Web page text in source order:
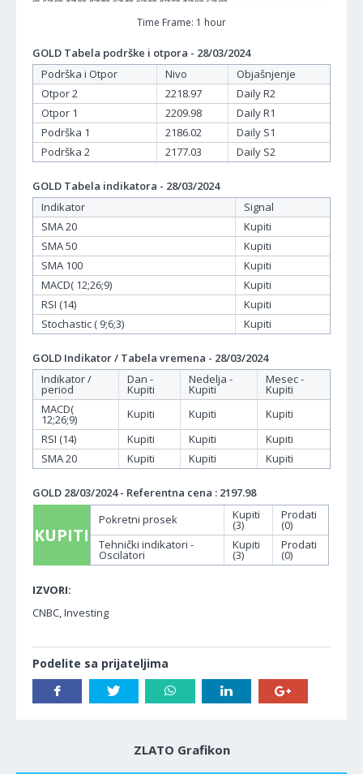
Time Frame: 1 hour
GOLD Tabela podrške i otpora - 28/03/2024
Podrška i Otpor
Nivo
Objašnjenje
Otpor 2
2218.97
Daily R2
Otpor 1
2209.98
Daily R1
Podrška 1
2186.02
Daily S1
Podrška 2
2177.03 Daily S2
GOLD Tabela indikatora - 28/03/2024
Indikator
Signal
SMA 20
Kupiti
SMA 50
Kupiti
SMA 100
Kupiti
MACD( 12;26;9)
Kupiti
RSI (14)
Kupiti
Stochastic ( 9;6;3)
Kupiti
GOLD Indikator / Tabela vremena - 28/03/2024
Indikator /
period
Dan -
Kupiti
Nedelja -
Kupiti
Mesec -
Kupiti
MACD(
12;26;9) Kupiti Kupiti
Kupiti
RSI (14)
Kupiti Kupiti
Kupiti
SMA 20
Kupiti Kupiti Kupiti
GOLD 28/03/2024 - Referentna cena : 2197.98
KUPITI
Pokretni prosek Kupiti
(3)
Prodati
(0)
Tehnički indikatori -
Oscilatori
Kupiti
(3)
Prodati
(0)
IZVORI:
CNBC, Investing
Podelite sa prijateljima
ZLATO Grafikon